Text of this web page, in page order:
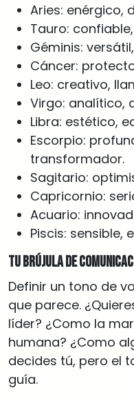
Aries: enérgico,
Tauro:
Géminis:
Cáncer:
Leo: creativo,
Virgo: analítico,
Libra: estético,
Escorpio:
transformador.
Sagitario:
Capricornio:
Acuario:
Piscis: sensible,
Tu brújula de
Definir un tono de
que parece.
líder? ¿Como la
humana? ¿Como
decides tú, pero el
guía.